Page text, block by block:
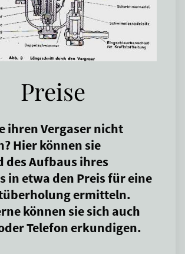
Preise
ihren Vergaser nicht
Hier können sie
des Aufbaus ihres
in etwa den Preis für eine
ermitteln.
sie sich auch
Telefon erkundigen.